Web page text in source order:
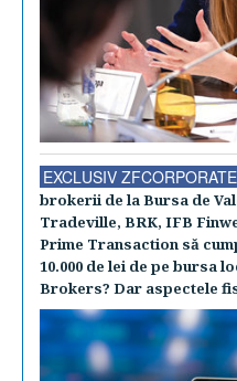
EXCLUSIV ZFCORPORATE
brokerii de la Bursa de
Tradeville, BRK, IFB
Prime Transaction să
10.000 de lei de pe bursa
Brokers? Dar aspectele